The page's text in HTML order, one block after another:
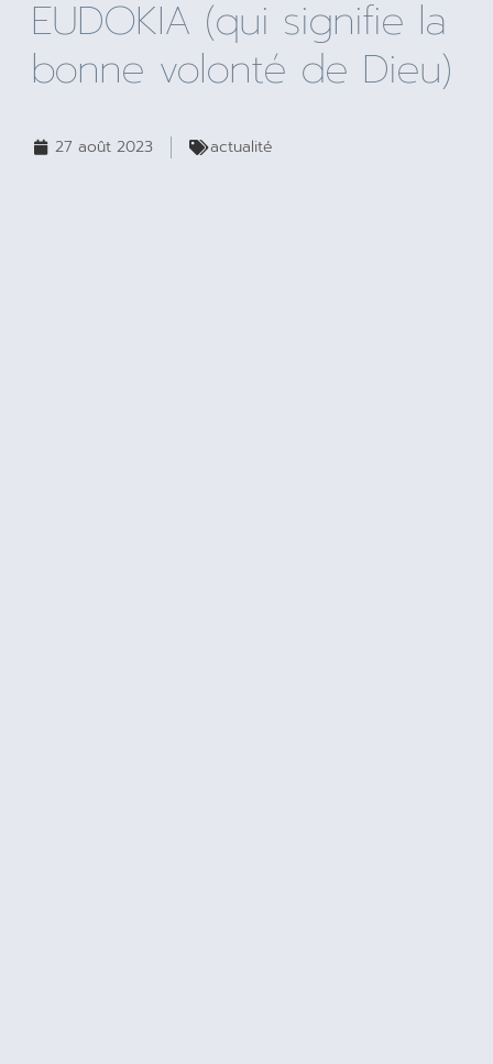
EUDOKIA (qui signifie la
bonne volonté de Dieu)
27 août 2023 actualité